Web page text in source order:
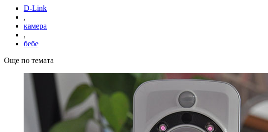
D-Link
,
камера
,
бебе
Още по темата